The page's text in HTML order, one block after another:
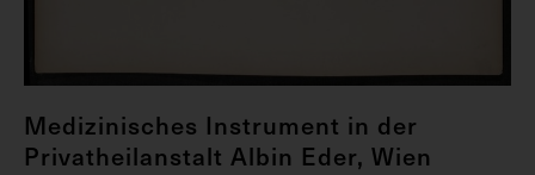
Medizinisches Instrument in der
Privatheilanstalt Albin Eder, Wien